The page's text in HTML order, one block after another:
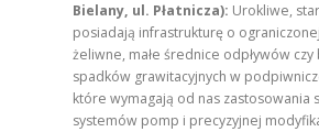
Bielany, ul. Płatnicza): Urokliwe,
posiadają infrastrukturę o
żeliwne, małe średnice odpływów
spadków grawitacyjnych w
które wymagają od nas zastosowania
systemów pomp i precyzyjnej